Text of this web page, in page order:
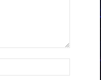
Nombre:*